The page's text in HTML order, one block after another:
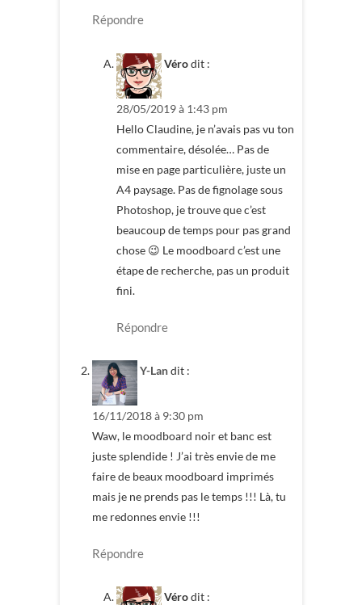
Répondre
Vérodit :
28/05/2019 à 1:43 pm
Hello Claudine, je n’avais pas vu ton
commentaire, désolée… Pas de
mise en page particulière, juste un
A4 paysage. Pas de fignolage sous
Photoshop, je trouve que c’est
beaucoup de temps pour pas grand
chose 😉 Le moodboard c’est une
étape de recherche, pas un produit
fini.
Répondre
Y-Landit :
16/11/2018 à 9:30 pm
Waw, le moodboard noir et banc est
juste splendide ! J’ai très envie de me
faire de beaux moodboard imprimés
mais je ne prends pas le temps !!! Là, tu
me redonnes envie !!!
Répondre
Vérodit :